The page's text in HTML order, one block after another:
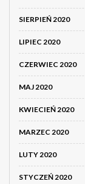
SIERPIEŃ 2020
LIPIEC 2020
CZERWIEC 2020
MAJ 2020
KWIECIEŃ 2020
MARZEC 2020
LUTY 2020
STYCZEŃ 2020